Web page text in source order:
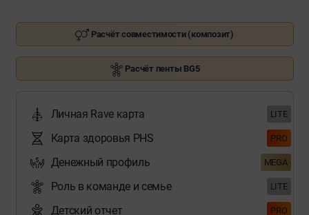
Расчёт совместимости (композит)
Расчёт пенты BG5
Личная Rave карта LITE
Карта здоровья PHS PRO
Денежный профиль MEGA
Роль в команде и семье LITE
Детский отчет PRO